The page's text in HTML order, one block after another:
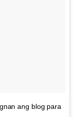
ang blog para